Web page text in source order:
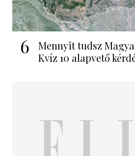
6
Mennyit tudsz
Kvíz 10 alapvető